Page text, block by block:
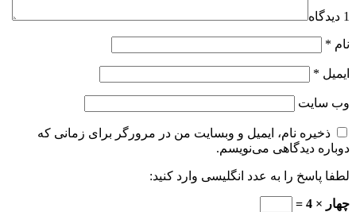
1 دیدگاه
نام *
ایمیل *
وب‌ سایت
ذخیره نام، ایمیل و وبسایت من در مرورگر برای زمانی که
دوباره دیدگاهی می‌نویسم.
لطفا پاسخ را به عدد انگلیسی وارد کنید:
چهار × 4 =